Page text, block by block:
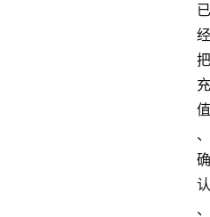
已
经
把
充
值
、
确
认
、